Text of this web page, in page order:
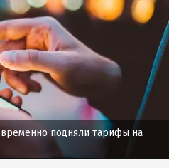
подняли тарифы на